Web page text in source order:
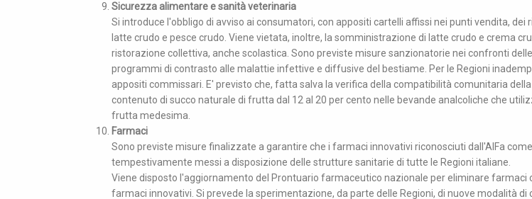
Sicurezza alimentare e sanità veterinaria
Si introduce l'obbligo di avviso ai consumatori, con appositi cartelli affissi nei punti vendita, dei
latte crudo e pesce crudo. Viene vietata, inoltre, la somministrazione di latte crudo e crema
ristorazione collettiva, anche scolastica. Sono previste misure sanzionatorie nei confronti
programmi di contrasto alle malattie infettive e diffusive del bestiame. Per le Regioni
appositi commissari. E' previsto che, fatta salva la verifica della compatibilità comunitaria
contenuto di succo naturale di frutta dal 12 al 20 per cento nelle bevande analcoliche che
frutta medesima.
Farmaci
Sono previste misure finalizzate a garantire che i farmaci innovativi riconosciuti dall'AIFa
tempestivamente messi a disposizione delle strutture sanitarie di tutte le Regioni italiane.
Viene disposto l'aggiornamento del Prontuario farmaceutico nazionale per eliminare farmaci
farmaci innovativi. Si prevede la sperimentazione, da parte delle Regioni, di nuove modalità